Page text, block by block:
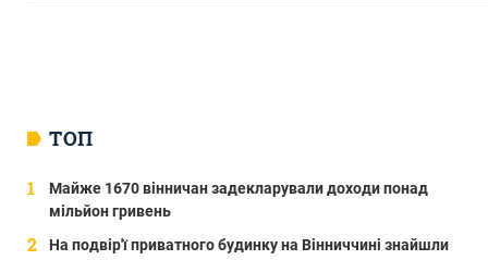
ТОП
Майже 1670 вінничан задекларували доходи понад
мільйон гривень
На подвір'ї приватного будинку на Вінниччині знайшли